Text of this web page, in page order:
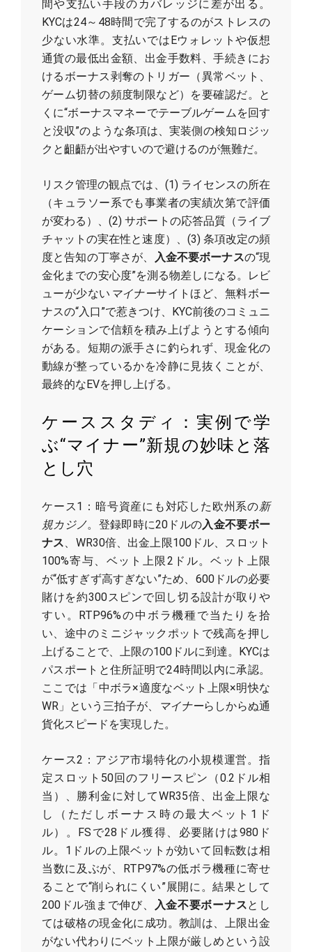
間や支払い手段のカバレッジに差が出る。
KYCは24～48時間で完了するのがストレスの
少ない水準。支払いではEウォレットや仮想
通貨の最低出金額、出金手数料、手続きにお
けるボーナス剥奪のトリガー（異常ベット、
ゲーム切替の頻度制限など）を要確認だ。と
くに“ボーナスマネーでテーブルゲームを回す
と没収”のような条項は、実装側の検知ロジッ
クと齟齬が出やすいので避けるのが無難だ。
リスク管理の観点では、(1) ライセンスの所在
（キュラソー系でも事業者の実績次第で評価
が変わる）、(2) サポートの応答品質（ライブ
チャットの実在性と速度）、(3) 条項改定の頻
度と告知の丁寧さが、
入金不要ボーナスの“現
金化までの安心度”を測る物差しになる。レビ
ューが少ない マイナーサイトほど、無料ボー
ナスの“入口”で惹きつけ、KYC前後のコミュニ
ケーションで信頼を積み上げようとする傾向
がある。短期の派手さに釣られず、現金化の
動線が整っているかを冷静に見抜くことが、
最終的なEVを押し上げる。
ケーススタディ：実例で学
ぶ“マイナー”新規の妙味と落
とし穴
ケース1：暗号資産にも対応した欧州系の新
規カジノ。登録即時に20ドルの入金不要ボー
ナス、WR30倍、出金上限100ドル、スロット
100%寄与、ベット上限2ドル。ベット上限
が“低すぎず高すぎない”ため、600ドルの必要
賭けを約300スピンで回し切る設計が取りや
すい。RTP96%の中ボラ機種で当たりを拾
い、途中のミニジャックポットで残高を押し
上げることで、上限の100ドルに到達。KYCは
パスポートと住所証明で24時間以内に承認。
ここでは「中ボラ×適度なベット上限×明快な
WR」という三拍子が、
マイナーらしからぬ通
貨化スピードを実現した。
ケース2：アジア市場特化の小規模運営。指
定スロット50回のフリースピン（0.2ドル相
当）、勝利金に対してWR35倍、出金上限な
し（ただしボーナス時の最大ベット1ド
ル）。FSで28ドル獲得、必要賭けは980ド
ル。1ドルの上限ベットが効いて回転数は相
当数に及ぶが、RTP97%の低ボラ機種に寄せ
ることで“削られにくい”展開に。結果として
200ドル強まで伸び、
入金不要ボーナスとし
ては破格の現金化に成功。教訓は、上限出金
がない代わりにベット上限が厳しめという設